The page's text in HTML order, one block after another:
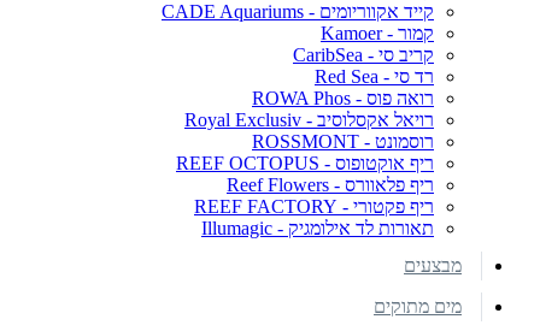
קייד אקווריומים - CADE Aquariums
קמור - Kamoer
קריב סי - CaribSea
רד סי - Red Sea
רואה פוס - ROWA Phos
רויאל אקסלוסיב - Royal Exclusiv
רוסמונט - ROSSMONT
ריף אוקטופוס - REEF OCTOPUS
ריף פלאוורס - Reef Flowers
ריף פקטורי - REEF FACTORY
תאורות לד אילומגיק - Illumagic
מבצעים
מים מתוקים